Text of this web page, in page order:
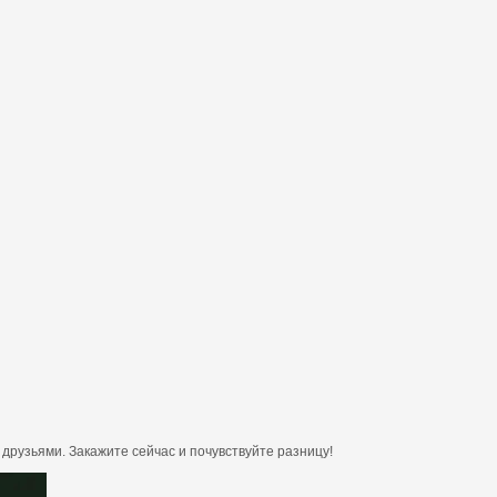
Закажите сейчас и почувствуйте разницу!